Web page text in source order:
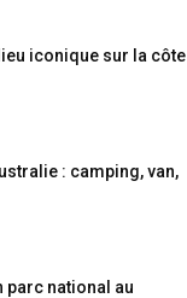
iconique sur la côte
: camping, van,
parc national au